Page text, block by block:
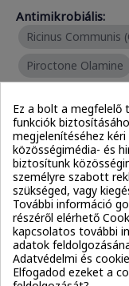
Antimikrobiális:
Ricinus Communis
Piroctone Olamine
Kondicionálók:
Ricinus Communis
Alpha-Isomethyl
Carthamus
Cocos Nucifera
Illatanyagok:
Alpha-Isomethyl
Ez a bolt a megfelelő
funkciók
megjelenítéséhez
közösségimédia- és
biztosítunk
személyre szabott
szükséged, vagy
További információ
részéről elérhető
kapcsolatos további
adatok
Adatvédelmi és
Elfogadod ezeket a